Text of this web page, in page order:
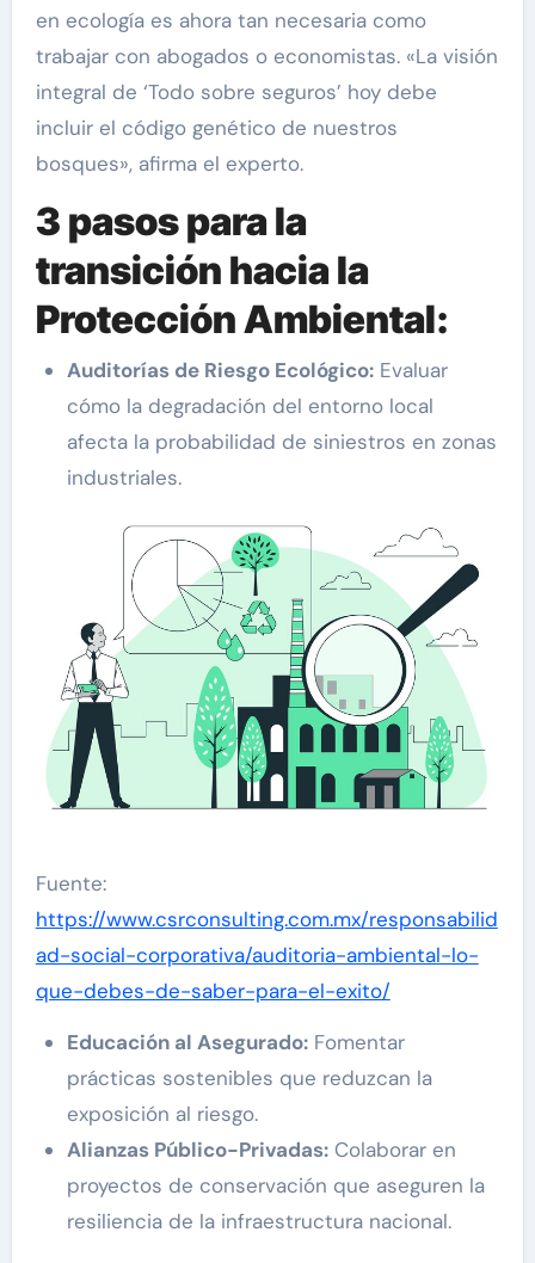
en ecología es ahora tan necesaria como
trabajar con abogados o economistas. «La visión
integral de ‘Todo sobre seguros’ hoy debe
incluir el código genético de nuestros
bosques», afirma el experto.
3 pasos para la
transición hacia la
Protección Ambiental:
Auditorías de Riesgo Ecológico:Evaluar
cómo la degradación del entorno local
afecta la probabilidad de siniestros en zonas
industriales.
Fuente:
https://www.csrconsulting.com.mx/responsabilid
ad-social-corporativa/auditoria-ambiental-lo-
que-debes-de-saber-para-el-exito/
Educación al Asegurado:Fomentar
prácticas sostenibles que reduzcan la
exposición al riesgo.
Alianzas Público-Privadas:Colaborar en
proyectos de conservación que aseguren la
resiliencia de la infraestructura nacional.